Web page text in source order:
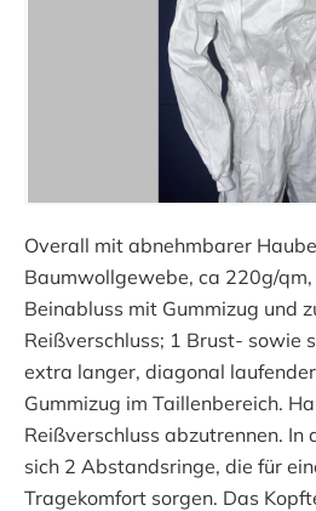
Overall mit abnehmbarer
Baumwollgewebe, ca 220g/
Beinabluss mit Gummizug und
Reißverschluss; 1 Brust- sowie
extra langer, diagonal
Gummizug im Taillenbereich.
Reißverschluss abzutrennen. In
sich 2 Abstandsringe, die für
Tragekomfort sorgen. Das